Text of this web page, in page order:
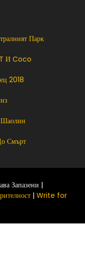
Парк
И Coco
2018
Смърт
Запазени |
| Write for